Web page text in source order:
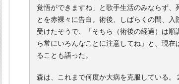
覚悟ができますね」と歌手生活のみならず、
とを赤裸々に告白。術後、しばらくの間、入
受けたそうで、「そちら（術後の経過）は順
ら常にいろんなことに注意してね」と、現在
ることも語った。
森は、これまで何度か大病を克服している。